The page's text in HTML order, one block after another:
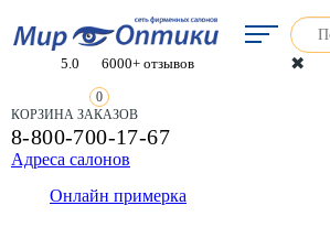
5.0 6000+ отзывов
8-800-700-17-67
Адреса салонов
0
КОРЗИНА ЗАКАЗОВ
✖
Онлайн примерка